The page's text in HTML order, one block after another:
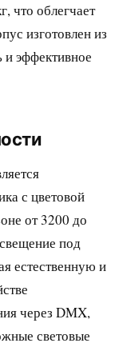
что облегчает
изготовлен из
и эффективное
с цветовой
от 3200 до
под
естественную и
через DMX,
световые